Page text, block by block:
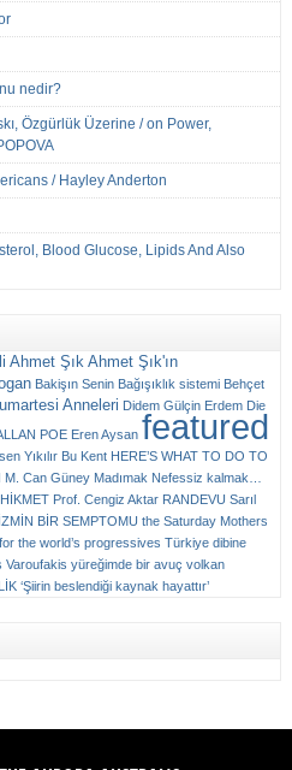
nedir?
Özgürlük Üzerine / on Power,
/ Hayley Anderton
Blood Glucose, Lipids And Also
Ahmet Şık Ahmet Şık'ın
Bakişın Senin Bağışıklık sistemi Behçet
Anneleri Didem Gülçin Erdem Die
POE Eren Aysan featured
Yıkılır Bu Kent HERE’S WHAT TO DO TO
M. Can Güney Madımak Nefessiz kalmak…
Prof. Cengiz Aktar RANDEVU Sarıl
BİR SEMPTOMU the Saturday Mothers
the world’s progressives Türkiye dibine
Varoufakis yüreğimde bir avuç volkan
‘Şiirin beslendiği kaynak hayattır’